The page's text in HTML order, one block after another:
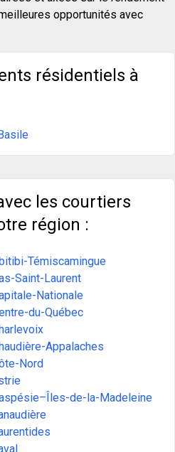
opportunités avec
résidentiels à
les courtiers
région :
Témiscamingue
Saint-Laurent
Nationale
du-Québec
Appalaches
Nord
de-la-Madeleine